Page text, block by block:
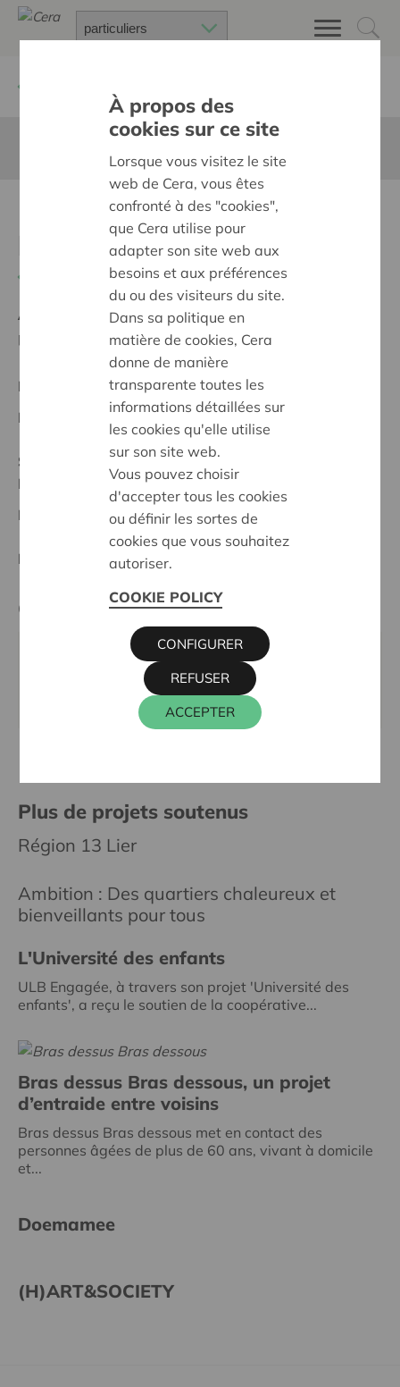
Magische Kerst voor elk
Ambition:
Des quartiers chaleureux et bienveillants
pour tous
Projet régional
Date de début:08/10/2024
Statut:
Lier
Date de décision:08/10/2024
Décision: Approuvé
Cera contact
KRIS DEBRUYNE
016 27 96 74
kris.debruyne@cera.coop
Plus de projets soutenus
Région 13 Lier
Ambition : Des quartiers chaleureux et
bienveillants pour tous
L'Université des enfants
ULB Engagée, à travers son projet 'Université des
enfants', a reçu le soutien de la coopérative...
Bras dessus Bras dessous, un projet
d’entraide entre voisins
Bras dessus Bras dessous met en contact des
personnes âgées de plus de 60 ans, vivant à domicile
et...
Doemamee
(H)ART&SOCIETY
À propos des
cookies sur ce site
Lorsque vous visitez le site
web de Cera, vous êtes
confronté à des "cookies",
que Cera utilise pour
adapter son site web aux
besoins et aux préférences
du ou des visiteurs du site.
Dans sa politique en
matière de cookies, Cera
donne de manière
transparente toutes les
informations détaillées sur
les cookies qu'elle utilise
sur son site web.
Vous pouvez choisir
d'accepter tous les cookies
ou définir les sortes de
cookies que vous souhaitez
autoriser.
COOKIE POLICY
ACCEPTER
REFUSER
CONFIGURER